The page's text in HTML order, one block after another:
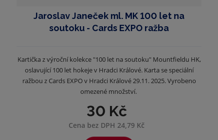
Jaroslav Janeček ml. MK 100 let na
soutoku - Cards EXPO ražba
Kartička z výroční kolekce "100 let na soutoku" Mountfieldu HK,
oslavující 100 let hokeje v Hradci Králové. Karta se speciální
ražbou z Cards EXPO v Hradci Králové 29.11. 2025. Vyrobeno
omezené množství.
30 Kč
Cena bez DPH 24,79 Kč